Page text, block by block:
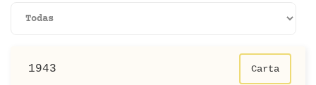
1943 Carta